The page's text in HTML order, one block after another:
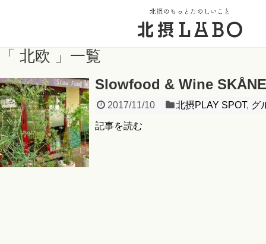
トップページ
街のこと
PICK UP 特集
「 北欧 」一覧
Slowfood & Wine
2017/11/10 北摂PLAY SPOT, グ
記事を読む